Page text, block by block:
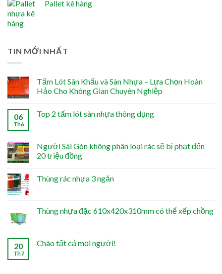
Pallet kê hàng
TIN MỚI NHẤT
Tấm Lót Sân Khấu và Sàn Nhựa – Lựa Chọn Hoàn
Hảo Cho Không Gian Chuyên Nghiệp
06
Th6
Top 2 tấm lót sàn nhựa thông dụng
Người Sài Gòn không phân loại rác sẽ bị phạt đến
20 triệu đồng
Thùng rác nhựa 3 ngăn
Thùng nhựa đặc 610x420x310mm có thể xếp chồng
20
Th7
Chào tất cả mọi người!